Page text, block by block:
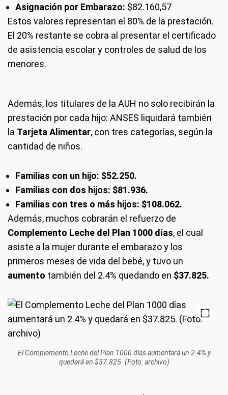
Asignación por Embarazo: $82.160,57
Estos valores representan el 80% de la prestación.
El 20% restante se cobra al presentar el certificado
de asistencia escolar y controles de salud de los
menores.
Además, los titulares de la AUH no solo recibirán la
prestación por cada hijo: ANSES liquidará también
la Tarjeta Alimentar, con tres categorías, según la
cantidad de niños.
Familias con un hijo: $52.250.
Familias con dos hijos: $81.936.
Familias con tres o más hijos: $108.062.
Además, muchos cobrarán el refuerzo de
Complemento Leche del Plan 1000 días, el cual
asiste a la mujer durante el embarazo y los
primeros meses de vida del bebé, y tuvo un
aumento también del 2.4% quedando en $37.825.
El Complemento Leche del Plan 1000 días aumentará un 2.4% y
quedará en $37.825. (Foto: archivo)